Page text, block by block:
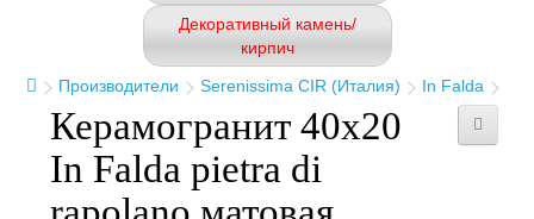
Декоративный камень/
кирпич
Производители
Serenissima CIR (Италия) In Falda
Керамогранит 40x20
In Falda pietra di